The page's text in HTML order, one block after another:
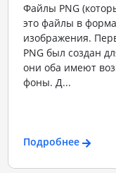
Файлы PNG
это файлы в
изображения.
PNG был создан
они оба имеют
фоны. Д...
Подробнее